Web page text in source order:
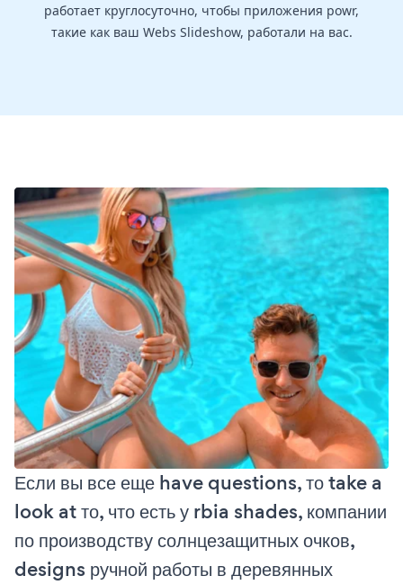
работает круглосуточно, чтобы приложения powr,
такие как ваш Webs Slideshow, работали на вас.
Если вы все еще have questions, то take a
look at то, что есть у rbia shades, компании
по производству солнцезащитных очков,
designs ручной работы в деревянных